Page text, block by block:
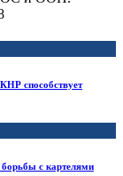
способствует
с картелями